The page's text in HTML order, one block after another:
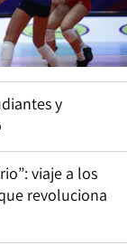
y
viaje a los
revoluciona